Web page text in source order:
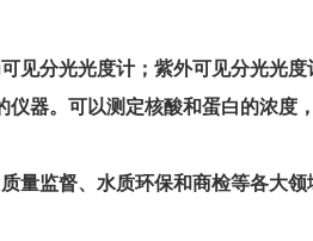
见分光光度计；紫外可见分光光
仪器。可以测定核酸和蛋白的浓度
量监督、水质环保和商检等各大领